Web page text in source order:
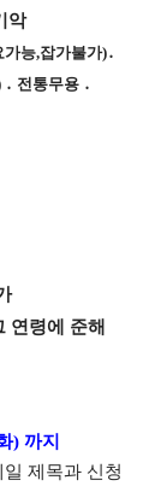
악
가능,잡가불가)․
․ 전통무용 ․
연령에 준해
) 까지
제목과 신청